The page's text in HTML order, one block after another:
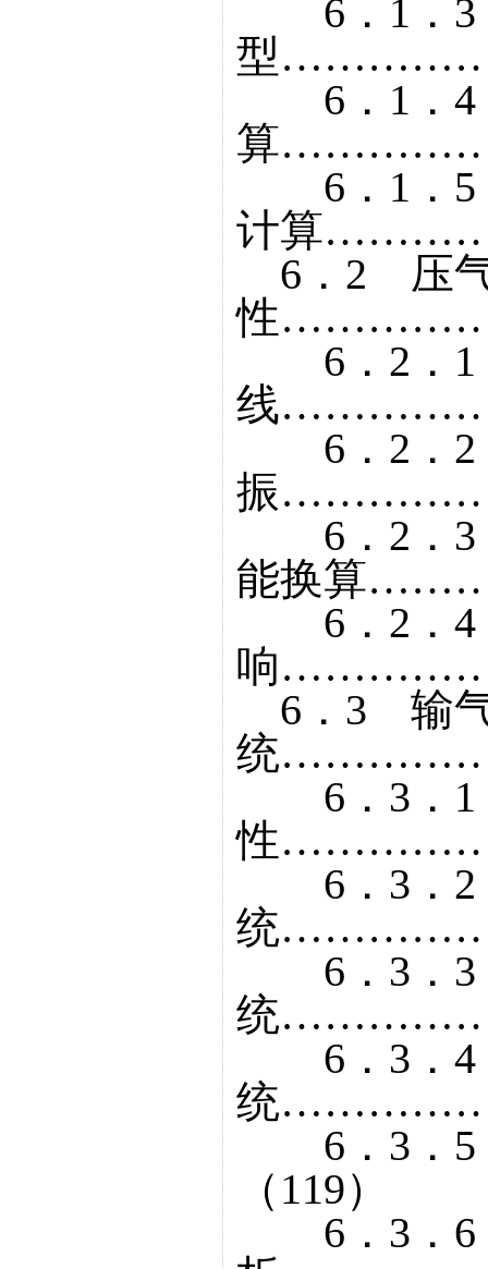
6．1．3
型
6．1．4
算
6．1．5
计算
6．2 压气
性
6．2．1
线
6．2．2
振
6．2．3
能换算
6．2．4
响
6．3 输气
统
6．3．1
性
6．3．2
统
6．3．3
统
6．3．4
统
6．3．
（119）
6．3．6